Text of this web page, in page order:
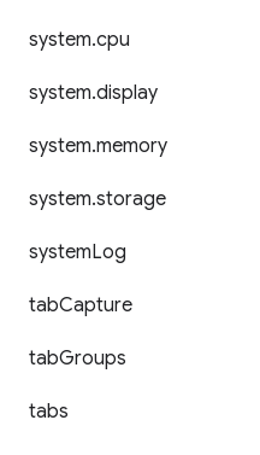
system.cpu
system.display
system.memory
system.storage
systemLog
tabCapture
tabGroups
tabs